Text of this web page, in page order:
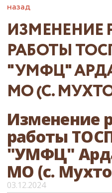
назад
РАБОТЫ
"УМФЦ"
МО (С.
Изменение
работы
"УМФЦ"
МО (с.
03.12.2024